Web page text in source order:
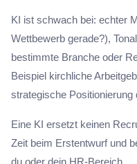
KI ist schwach bei: echter
Wettbewerb gerade?),
bestimmte Branche oder
Beispiel kirchliche
strategische Positionierung
Eine KI ersetzt keinen
Zeit beim Erstentwurf und
du oder dein HR-Bereich.